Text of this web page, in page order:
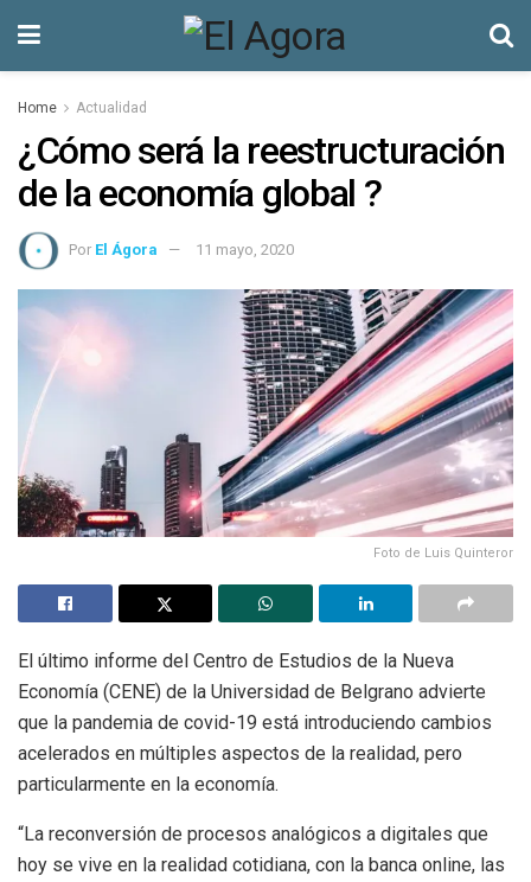
Home Actualidad
¿Cómo será la reestructuración
de la economía global ?
Por El Ágora 11 mayo, 2020
Foto de Luis Quinteror
El último informe del Centro de Estudios de la Nueva
Economía (CENE) de la Universidad de Belgrano advierte
que la pandemia de covid-19 está introduciendo cambios
acelerados en múltiples aspectos de la realidad, pero
particularmente en la economía.
“La reconversión de procesos analógicos a digitales que
hoy se vive en la realidad cotidiana, con la banca online, las